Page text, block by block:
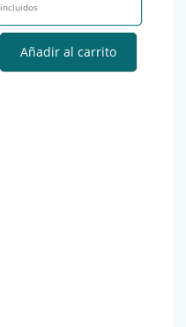
incluidos
Añadir al carrito